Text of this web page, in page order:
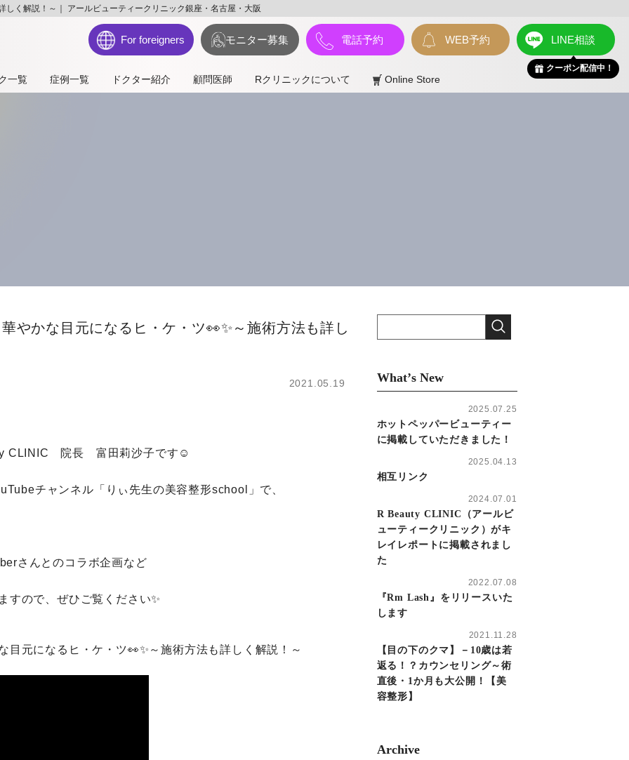
く解説！～｜ アールビューティークリニック銀座・名古屋・大阪
For foreigners モニター募集 電話予約 WEB予約 LINE相談
クーポン配信中！
一覧 症例一覧 ドクター紹介 顧問医師 Rクリニックについて Online Store
やかな目元になるヒ・ケ・ツ👀✨～施術方法も詳し
2021.05.19
CLINIC 院長 富田莉沙子です☺
チャンネル「りぃ先生の美容整形school」で、
さんとのコラボ企画など
すので、ぜひご覧ください✨
目元になるヒ・ケ・ツ👀✨～施術方法も詳しく解説！～
Whatʼs New
2025.07.25
ホットペッパービューティー
に掲載していただきました！
2025.04.13
相互リンク
2024.07.01
R Beauty CLINIC（アールビ
ューティークリニック）がキ
レイレポートに掲載されまし
た
2022.07.08
『Rm Lash』をリリースいた
します
2021.11.28
【目の下のクマ】－10歳は若
返る！？カウンセリング～術
直後・1か月も大公開！【美
容整形】
Archive